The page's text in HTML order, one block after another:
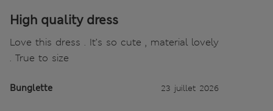
High quality dress
Love this dress . It’s so cute , material lovely
. True to size
Bunglette 23 juillet 2026